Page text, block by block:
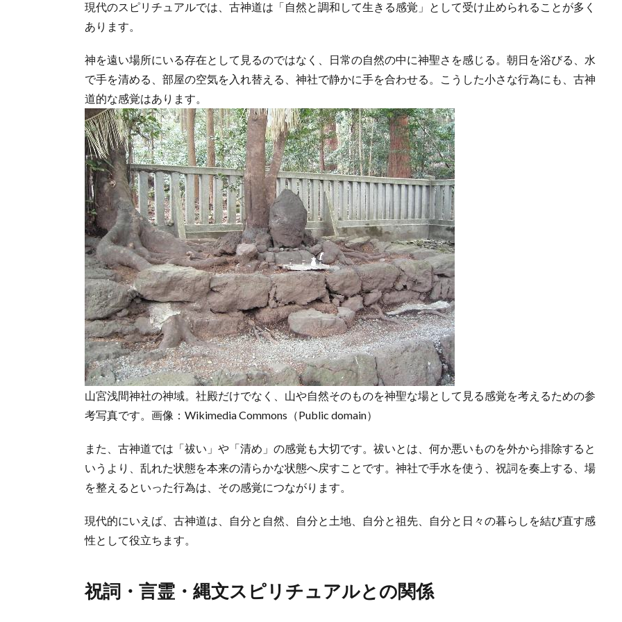
現代のスピリチュアルでは、古神道は「自然と調和して生きる感覚」として受け止められることが多く
あります。
神を遠い場所にいる存在として見るのではなく、日常の自然の中に神聖さを感じる。朝日を浴びる、水
で手を清める、部屋の空気を入れ替える、神社で静かに手を合わせる。こうした小さな行為にも、古神
道的な感覚はあります。
山宮浅間神社の神域。社殿だけでなく、山や自然そのものを神聖な場として見る感覚を考えるための参
考写真です。画像：Wikimedia Commons（Public domain）
また、古神道では「祓い」や「清め」の感覚も大切です。祓いとは、何か悪いものを外から排除すると
いうより、乱れた状態を本来の清らかな状態へ戻すことです。神社で手水を使う、祝詞を奏上する、場
を整えるといった行為は、その感覚につながります。
現代的にいえば、古神道は、自分と自然、自分と土地、自分と祖先、自分と日々の暮らしを結び直す感
性として役立ちます。
祝詞・言霊・縄文スピリチュアルとの関係